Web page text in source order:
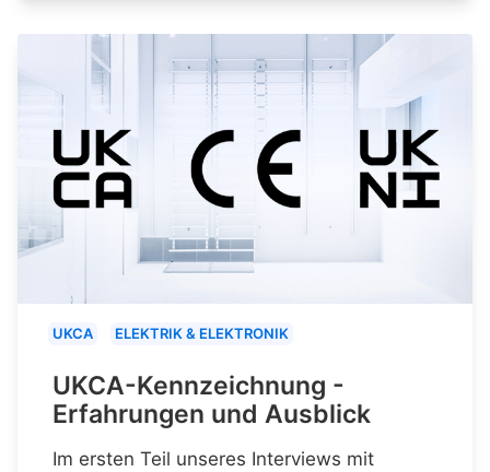
UKCA ELEKTRIK & ELEKTRONIK
UKCA-Kennzeichnung -
Erfahrungen und Ausblick
Im ersten Teil unseres Interviews mit